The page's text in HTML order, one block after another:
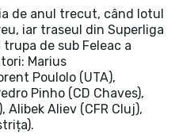
de anul trecut, când lotul
iar traseul din Superliga
de sub Feleac a
Marius
Poulolo (UTA),
Pinho (CD Chaves),
Alibek Aliev (CFR Cluj),